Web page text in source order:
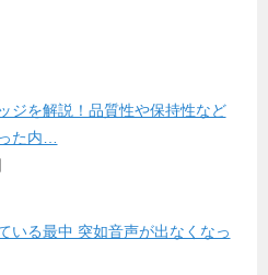
ジを解説！品質性や保持性など
た内…
いる最中 突如音声が出なくなっ